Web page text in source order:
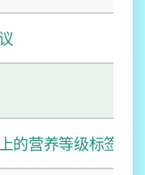
的营养等级标签